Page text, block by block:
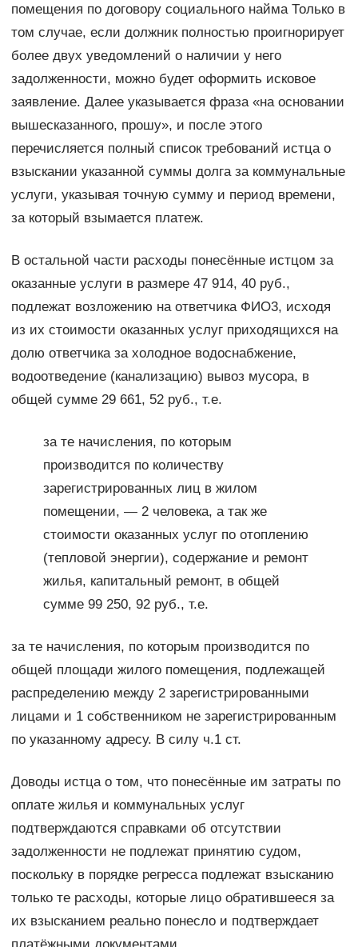
помещения по договору социального найма Только в
том случае, если должник полностью проигнорирует
более двух уведомлений о наличии у него
задолженности, можно будет оформить исковое
заявление. Далее указывается фраза «на основании
вышесказанного, прошу», и после этого
перечисляется полный список требований истца о
взыскании указанной суммы долга за коммунальные
услуги, указывая точную сумму и период времени,
за который взымается платеж.
В остальной части расходы понесённые истцом за
оказанные услуги в размере 47 914, 40 руб.,
подлежат возложению на ответчика ФИО3, исходя
из их стоимости оказанных услуг приходящихся на
долю ответчика за холодное водоснабжение,
водоотведение (канализацию) вывоз мусора, в
общей сумме 29 661, 52 руб., т.е.
за те начисления, по которым
производится по количеству
зарегистрированных лиц в жилом
помещении, — 2 человека, а так же
стоимости оказанных услуг по отоплению
(тепловой энергии), содержание и ремонт
жилья, капитальный ремонт, в общей
сумме 99 250, 92 руб., т.е.
за те начисления, по которым производится по
общей площади жилого помещения, подлежащей
распределению между 2 зарегистрированными
лицами и 1 собственником не зарегистрированным
по указанному адресу. В силу ч.1 ст.
Доводы истца о том, что понесённые им затраты по
оплате жилья и коммунальных услуг
подтверждаются справками об отсутствии
задолженности не подлежат принятию судом,
поскольку в порядке регресса подлежат взысканию
только те расходы, которые лицо обратившееся за
их взысканием реально понесло и подтверждает